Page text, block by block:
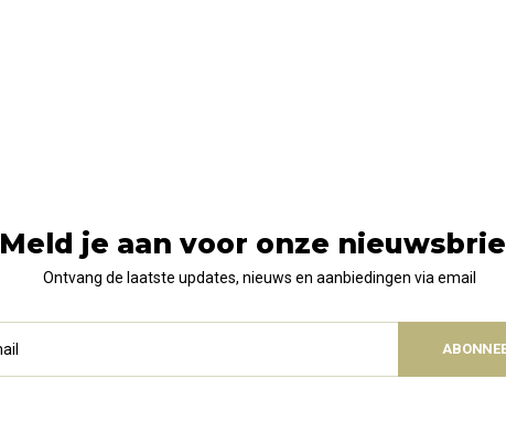
Meld je aan voor onze
Ontvang de laatste updates, nieuws en aanbiedingen via email